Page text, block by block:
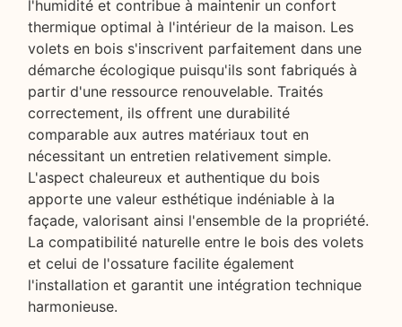
l'humidité et contribue à maintenir un confort
thermique optimal à l'intérieur de la maison. Les
volets en bois s'inscrivent parfaitement dans une
démarche écologique puisqu'ils sont fabriqués à
partir d'une ressource renouvelable. Traités
correctement, ils offrent une durabilité
comparable aux autres matériaux tout en
nécessitant un entretien relativement simple.
L'aspect chaleureux et authentique du bois
apporte une valeur esthétique indéniable à la
façade, valorisant ainsi l'ensemble de la propriété.
La compatibilité naturelle entre le bois des volets
et celui de l'ossature facilite également
l'installation et garantit une intégration technique
harmonieuse.